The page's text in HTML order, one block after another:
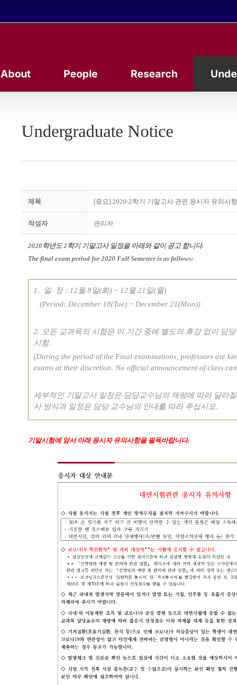
About People Research
Undergraduate Notice
제목 [중요] 2020-2학기 기말고사 관련 응시자 유의사
작성자 관리자
2020학년도2 학기 기말고사 일정을 아래와 같이 공고 합니다.
The final exam period for 2020 Fall Semester is as follows:
1. 일 정 : 12월8일(화) ~ 12월21 일(월)
(Period: December 18(Tue) ~ December 21(Mon))
2. 모든 교과목의 시험은 이 기간 중에 별도의 휴강 없이 담당
시함.
(During the period of the Final examinations, professors are
exams at their discretion. No official announcement of class
세부적인 기말고사 일정은 담당교수님의 재량에 따라 달라
사 방식과 일정은 담당 교수님의 안내를 따라 주십시오.
기말시험에 앞서 아래 응시자 유의사항을 필독바랍니다.